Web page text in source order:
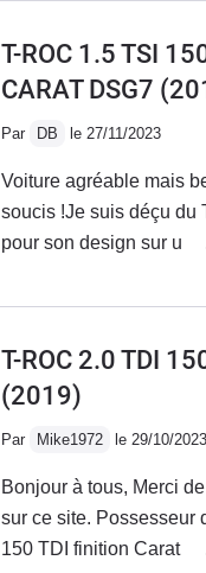
T-ROC 1.5 TSI
CARAT DSG7
Par DB le 27/11/2023
Voiture agréable mais
soucis !Je suis déçu du
pour son design sur un
Allemagne et livrée à la
rappel constructeur pour
de becquet.Problème
constructeur dit que
Problème de
Auto.Problème de
T-ROC 2.0 TDI
(2019)
Par Mike1972 le 29/10/2023
Bonjour à tous, Merci
sur ce site. Possesseur
150 TDI finition Carat